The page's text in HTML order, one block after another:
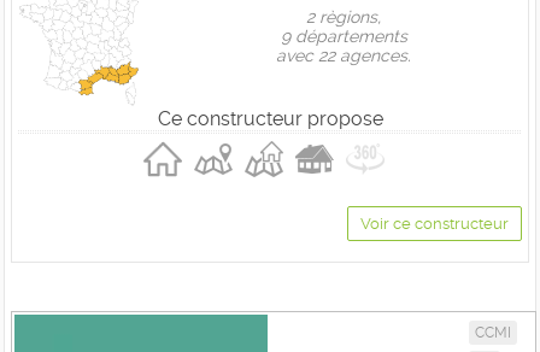
2 règions,
9 départements
avec 22 agences.
Ce constructeur propose
Voir ce constructeur
CCMI